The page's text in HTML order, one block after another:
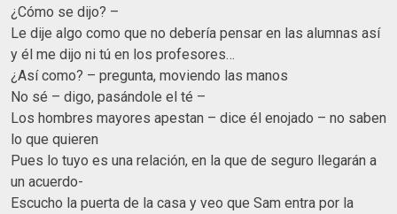
¿Cómo se dijo? –
Le dije algo como que no debería pensar en las alumnas así
y él me dijo ni tú en los profesores…
¿Así como? – pregunta, moviendo las manos
No sé – digo, pasándole el té –
Los hombres mayores apestan – dice él enojado – no saben
lo que quieren
Pues lo tuyo es una relación, en la que de seguro llegarán a
un acuerdo-
Escucho la puerta de la casa y veo que Sam entra por la